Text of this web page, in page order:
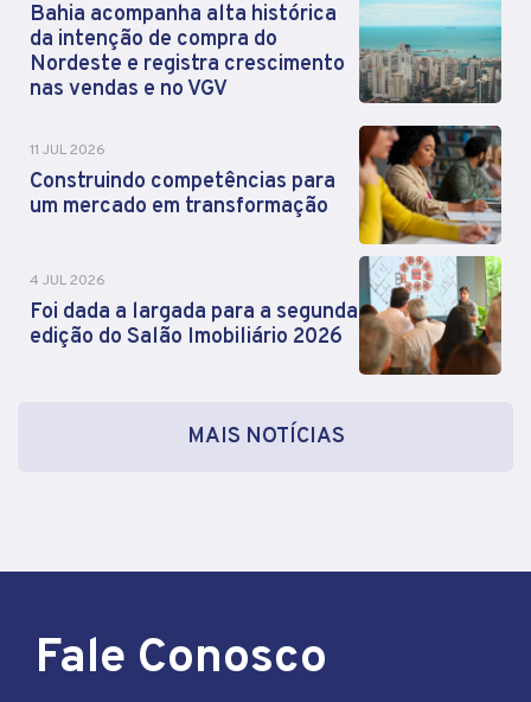
Bahia acompanha alta histórica
da intenção de compra do
Nordeste e registra crescimento
nas vendas e no VGV
11 JUL 2026
Construindo competências para
um mercado em transformação
4 JUL 2026
Foi dada a largada para a segunda
edição do Salão Imobiliário 2026
MAIS NOTÍCIAS
Fale Conosco